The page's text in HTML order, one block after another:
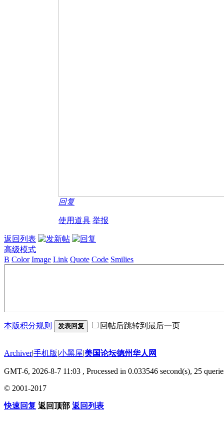
回复
使用道具 举报
返回列表
高级模式
B Color Image Link Quote Code Smilies
本版积分规则 发表回复 回帖后跳转到最后一页
Archiver|手机版|小黑屋|美国论坛德州华人网
GMT-6, 2026-8-7 11:03 , Processed in 0.033546 second(s), 25
© 2001-2017
快速回复 返回顶部 返回列表